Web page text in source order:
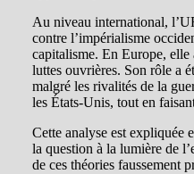
Au niveau international,
contre l’impérialisme
capitalisme. En Europe, elle
luttes ouvrières. Son rôle a
malgré les rivalités de la
les États-Unis, tout en
Cette analyse est expliquée
la question à la lumière de
de ces théories faussement